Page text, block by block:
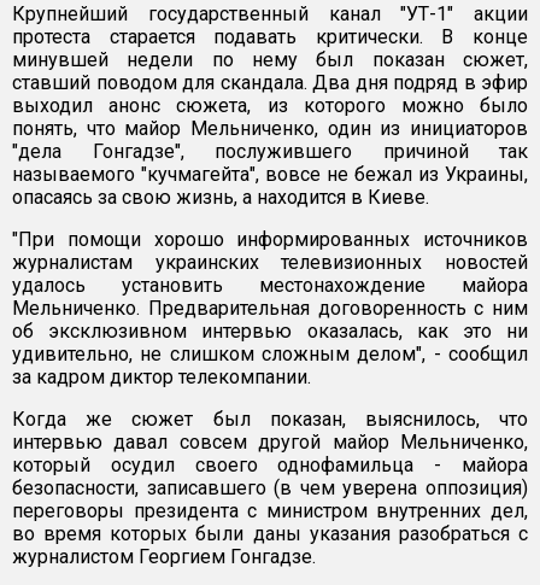
Крупнейший государственный канал "УТ-1" акции
протеста старается подавать критически. В конце
минувшей недели по нему был показан сюжет,
ставший поводом для скандала. Два дня подряд в эфир
выходил анонс сюжета, из которого можно было
понять, что майор Мельниченко, один из инициаторов
"дела Гонгадзе", послужившего причиной так
называемого "кучмагейта", вовсе не бежал из Украины,
опасаясь за свою жизнь, а находится в Киеве.
"При помощи хорошо информированных источников
журналистам украинских телевизионных новостей
удалось установить местонахождение майора
Мельниченко. Предварительная договоренность с ним
об эксклюзивном интервью оказалась, как это ни
удивительно, не слишком сложным делом", - сообщил
за кадром диктор телекомпании.
Когда же сюжет был показан, выяснилось, что
интервью давал совсем другой майор Мельниченко,
который осудил своего однофамильца - майора
безопасности, записавшего (в чем уверена оппозиция)
переговоры президента с министром внутренних дел,
во время которых были даны указания разобраться с
журналистом Георгием Гонгадзе.